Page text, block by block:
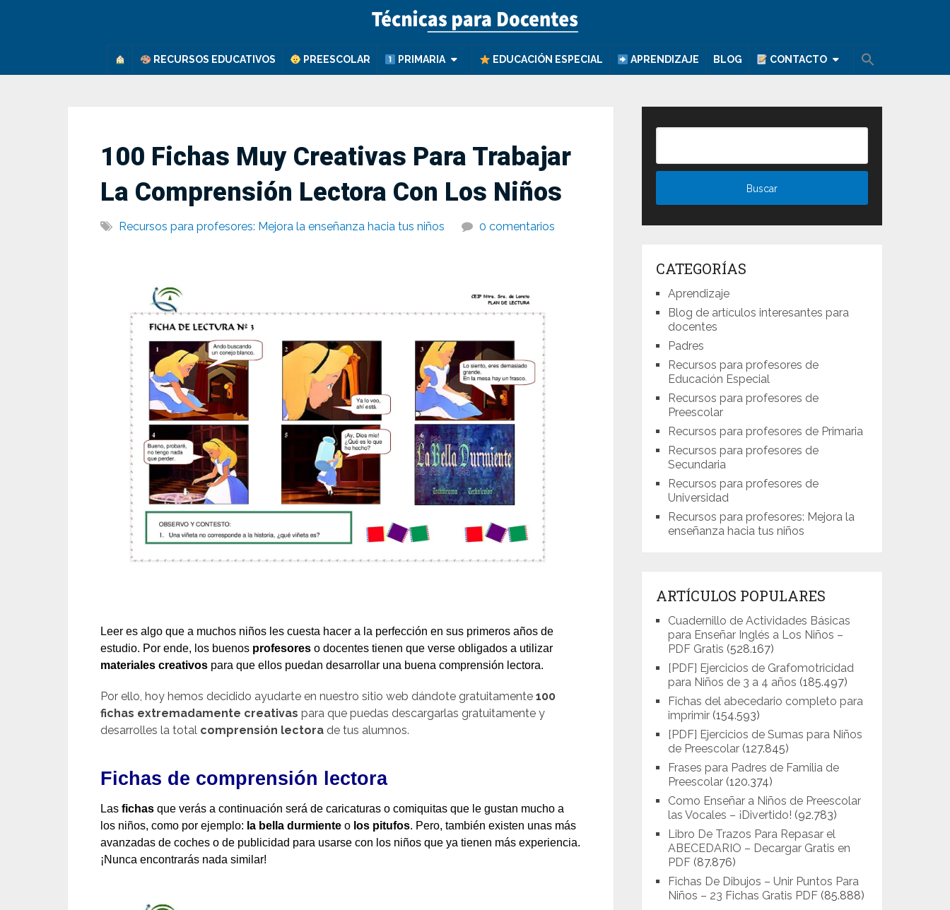
RECURSOS EDUCATIVOS PREESCOLAR PRIMARIA EDUCACIÓN ESPECIAL APRENDIZAJE BLOG CONTACTO
100 Fichas Muy Creativas Para Trabajar
La Comprensión Lectora Con Los Niños
Recursos para profesores: Mejora la enseñanza hacia tus niños 0 comentarios
Leer es algo que a muchos niños les cuesta hacer a la perfección en sus primeros años de
estudio. Por ende, los buenos profesores o docentes tienen que verse obligados a utilizar
materiales creativos para que ellos puedan desarrollar una buena comprensión lectora.
Por ello, hoy hemos decidido ayudarte en nuestro sitio web dándote gratuitamente 100
fichas extremadamente creativas para que puedas descargarlas gratuitamente y
desarrolles la total comprensión lectora de tus alumnos.
Fichas de comprensión lectora
Las fichas que verás a continuación será de caricaturas o comiquitas que le gustan mucho a
los niños, como por ejemplo: la bella durmiente o los pitufos. Pero, también existen unas más
avanzadas de coches o de publicidad para usarse con los niños que ya tienen más experiencia.
¡Nunca encontrarás nada similar!
CATEGORÍAS
Aprendizaje
Blog de artículos interesantes para
docentes
Padres
Recursos para profesores de
Educación Especial
Recursos para profesores de
Preescolar
Recursos para profesores de Primaria
Recursos para profesores de
Secundaria
Recursos para profesores de
Universidad
Recursos para profesores: Mejora la
enseñanza hacia tus niños
ARTÍCULOS POPULARES
Cuadernillo de Actividades Básicas
para Enseñar Inglés a Los Niños –
PDF Gratis (528.167)
[PDF] Ejercicios de Grafomotricidad
para Niños de 3 a 4 años (185.497)
Fichas del abecedario completo para
imprimir (154.593)
[PDF] Ejercicios de Sumas para Niños
de Preescolar (127.845)
Frases para Padres de Familia de
Preescolar (120.374)
Como Enseñar a Niños de Preescolar
las Vocales – ¡Divertido! (92.783)
Libro De Trazos Para Repasar el
ABECEDARIO – Decargar Gratis en
PDF (87.876)
Fichas De Dibujos – Unir Puntos Para
Niños – 23 Fichas Gratis PDF (85.888)